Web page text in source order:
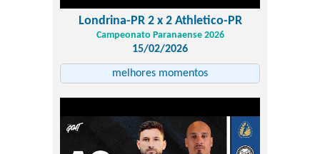
Londrina-PR 2 x 2 Athletico-PR
Campeonato Paranaense 2026
15/02/2026
melhores momentos